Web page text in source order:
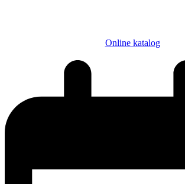
Online katalog